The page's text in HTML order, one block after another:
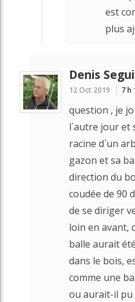
est
plus
Denis
12 Oct 2019 7 h
question , je
l`autre jour et
racine d`un
gazon et sa
direction du
coudée de 90
de se diriger
loin en avant,
balle aurait
dans le bois,
comme une
ou aurait-il pu